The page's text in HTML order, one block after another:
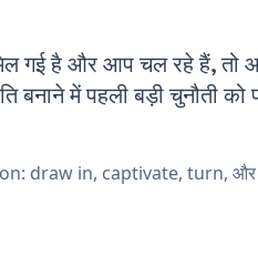
गई है और आप चल रहे हैं, तो
बनाने में पहली बड़ी चुनौती को
draw in, captivate, turn, और